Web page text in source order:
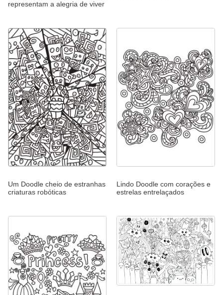
representam a alegria de viver
Um Doodle cheio de estranhas
criaturas robóticas
Lindo Doodle com corações e
estrelas entrelaçados